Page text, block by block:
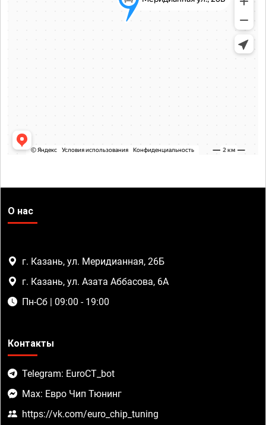
О нас
г. Казань, ул. Меридианная, 26Б
г. Казань, ул. Азата Аббасова, 6А
Пн-Сб | 09:00 - 19:00
Контакты
Telegram: EuroCT_bot
Max: Евро Чип Тюнинг
https://vk.com/euro_chip_tuning